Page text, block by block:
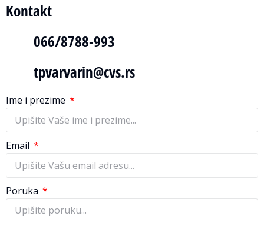
Kontakt
066/8788-993
tpvarvarin@cvs.rs
Ime i prezime
Email
Poruka